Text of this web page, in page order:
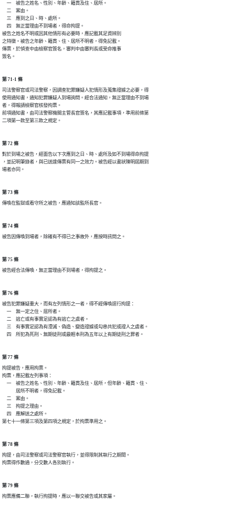
一　被告之姓名、性別、年齡、籍貫及住、居所。
二　案由。
三　應到之日、時、處所。
四　無正當理由不到場者，得命拘提。
被告之姓名不明或因其他情形有必要時，應記載其足資辨別
之特徵。被告之年齡、籍貫、住、居所不明者，得免記載。
傳票，於偵查中由檢察官簽名，審判中由審判長或受命推事
簽名。
第 71-1 條
司法警察官或司法警察，因調查犯罪嫌疑人犯情形及蒐集證據之必要，得
使用通知書，通知犯罪嫌疑人到場詢問。經合法通知，無正當理由不到場
者，得報請檢察官核發拘票。
前項通知書，由司法警察機關主管長官簽名，其應記載事項，準用前條第
二項第一款至第三款之規定。
第 72 條
對於到場之被告，經面告以下次應到之日、時、處所及如不到場得命拘提
，並記明筆錄者，與已送達傳票有同一之效力。被告經以書狀陳明屆期到
場者亦同。
第 73 條
傳喚在監獄或看守所之被告，應通知該監所長官。
第 74 條
被告因傳喚到場者，除確有不得已之事故外，應按時訊問之。
第 75 條
被告經合法傳喚，無正當理由不到場者，得拘提之。
第 76 條
被告犯罪嫌疑重大，而有左列情形之一者，得不經傳喚逕行拘提：
一　無一定之住、居所者。
二　逃亡或有事實足認為有逃亡之虞者。
三　有事實足認為有湮滅、偽造、變造證據或勾串共犯或證人之虞者。
四　所犯為死刑、無期徒刑或最輕本刑為五年以上有期徒刑之罪者。
第 77 條
拘提被告，應用拘票。
拘票，應記載左列事項：
一　被告之姓名、性別、年齡、籍貫及住、居所，但年齡、籍貫、住、
居所不明者，得免記載。
二　案由。
三　拘提之理由。
四　應解送之處所。
第七十一條第三項及第四項之規定，於拘票準用之。
第 78 條
拘提，由司法警察或司法警察官執行，並得限制其執行之期間。
拘票得作數通，分交數人各別執行。
第 79 條
拘票應備二聯，執行拘提時，應以一聯交被告或其家屬。